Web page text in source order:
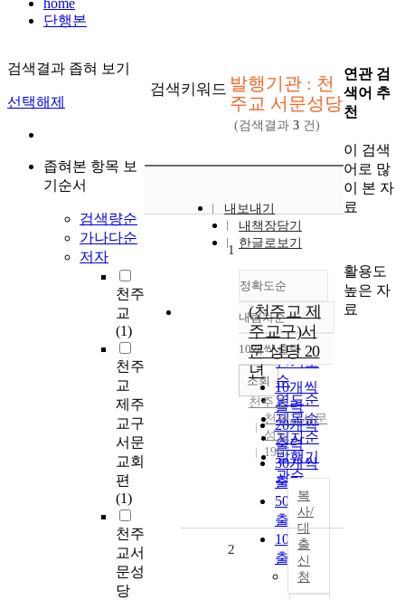
home
단행본
검색결과 좁혀 보기
선택해제
좁혀본 항목 보
기순서
검색량순
가나다순
저자
천주
교
(1)
천주
교
제주
교구
서문
교회
편
(1)
천주
교서
문성
당
검색키워드 발행기관 : 천
주교 서문성당
(검색결과 3 건)
내보내기
내책장담기
한글로보기
정확도순
정확도
순
인기도
순
연도순
제목순
저자순
발행기
관순
내림차순
내림차순
10개씩 출력
10개씩
출력
20개씩
출력
30개씩
출력
50개씩
출력
100개씩
출력
조회
1
(천주교 제
주교구)서
문 성당 20
년
천주교
천주교서문
성당
1997
복
사/
대
출
신
청
2
연관 검
색어 추
천
이 검색
어로 많
이 본 자
료
활용도
높은 자
료